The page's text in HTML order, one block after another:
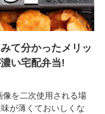
て分かったメリッ
い宅配弁当!
を二次使用される場
が薄くておいしくな